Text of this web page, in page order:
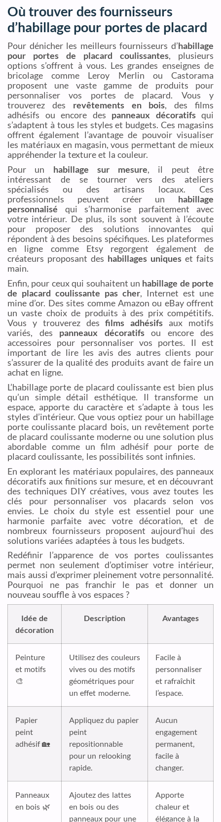
Où trouver des fournisseurs
d’habillage pour portes de placard
Pour dénicher les meilleurs fournisseurs d’habillage
pour portes de placard coulissantes, plusieurs
options s’offrent à vous. Les grandes enseignes de
bricolage comme Leroy Merlin ou Castorama
proposent une vaste gamme de produits pour
personnaliser vos portes de placard. Vous y
trouverez des revêtements en bois, des films
adhésifs ou encore des panneaux décoratifsqui
s’adaptent à tous les styles et budgets. Ces magasins
offrent également l’avantage de pouvoir visualiser
les matériaux en magasin, vous permettant de mieux
appréhender la texture et la couleur.
Pour un habillage sur mesure, il peut être
intéressant de se tourner vers des ateliers
spécialisés ou des artisans locaux. Ces
professionnels peuvent créer un habillage
personnalisé qui s’harmonise parfaitement avec
votre intérieur. De plus, ils sont souvent à l’écoute
pour proposer des solutions innovantes qui
répondent à des besoins spécifiques. Les plateformes
en ligne comme Etsy regorgent également de
créateurs proposant des habillages uniques et faits
main.
Enfin, pour ceux qui souhaitent un habillage de porte
de placard coulissante pas cher, Internet est une
mine d’or. Des sites comme Amazon ou eBay offrent
un vaste choix de produits à des prix compétitifs.
Vous y trouverez desfilms adhésifs aux motifs
variés, des panneaux décoratifsou encore des
accessoires pour personnaliser vos portes. Il est
important de lire les avis des autres clients pour
s’assurer de la qualité des produits avant de faire un
achat en ligne.
L’habillage porte de placard coulissante est bien plus
qu’un simple détail esthétique. Il transforme un
espace, apporte du caractère et s’adapte à tous les
styles d’intérieur. Que vous optiez pour un habillage
porte coulissante placard bois, un revêtement porte
de placard coulissante moderne ou une solution plus
abordable comme un film adhésif pour porte de
placard coulissante, les possibilités sont infinies.
En explorant les matériaux populaires, des panneaux
décoratifs aux finitions sur mesure, et en découvrant
des techniques DIY créatives, vous avez toutes les
clés pour personnaliser vos placards selon vos
envies. Le choix du style est essentiel pour une
harmonie parfaite avec votre décoration, et de
nombreux fournisseurs proposent aujourd’hui des
solutions variées adaptées à tous les budgets.
Redéfinir l’apparence de vos portes coulissantes
permet non seulement d’optimiser votre intérieur,
mais aussi d’exprimer pleinement votre personnalité.
Pourquoi ne pas franchir le pas et donner un
nouveau souffle à vos espaces ?
Idée de
décoration
Description Avantages
Peinture
et motifs
🎨
Utilisez des couleurs
vives ou des motifs
géométriques pour
un effet moderne.
Facile à
personnaliser
et rafraîchit
l’espace.
Papier
peint
adhésif 🏡
Appliquez du papier
peint
repositionnable
pour un relooking
rapide.
Aucun
engagement
permanent,
facile à
changer.
Panneaux
en bois 🌿
Ajoutez des lattes
en bois ou des
panneaux pour une
Apporte
chaleur et
élégance à la